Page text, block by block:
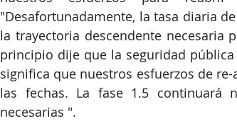
"Desafortunadamente, la tasa diaria
la trayectoria descendente necesaria
principio dije que la seguridad
significa que nuestros esfuerzos de
las fechas. La fase 1.5 continuará
necesarias ".